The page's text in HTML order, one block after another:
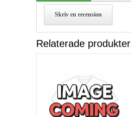
Skriv en recension
Relaterade produkter